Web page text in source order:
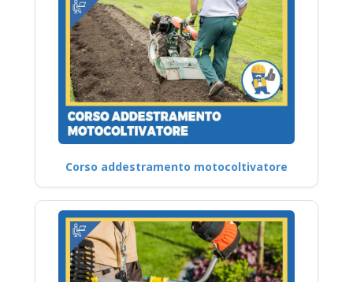
Corso addestramento motocoltivatore